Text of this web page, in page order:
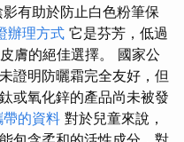
有助於防止白色粉筆保
辦理方式 它是芬芳，低過
膚的絕佳選擇。 國家公
證明防曬霜完全友好，但
或氧化鋅的產品尚未被發
的資料 對於兒童來說，